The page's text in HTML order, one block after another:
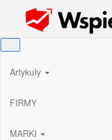
Wspieram Rozwój PL
Artykuły
FIRMY
MARKI